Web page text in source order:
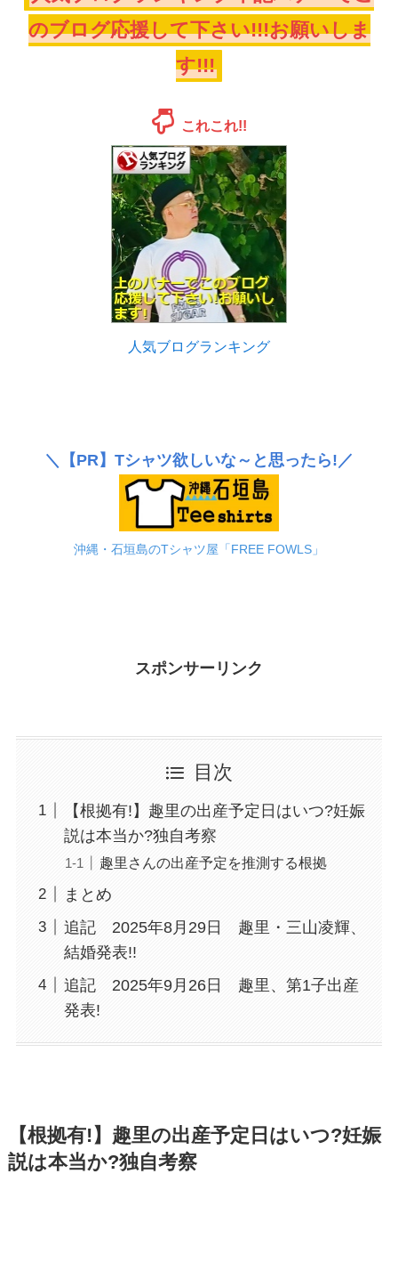
のブログ応援して下さい!!!お願いしま
す!!!
これこれ!!
人気ブログランキング
＼ 【PR】 Tシャツ欲しいな～と思ったら!／
沖縄・石垣島のTシャツ屋「FREE FOWLS」
スポンサーリンク
目次
【根拠有!】趣里の出産予定日はいつ?妊娠
説は本当か?独自考察
趣里さんの出産予定を推測する根拠
まとめ
追記 2025年8月29日 趣里・三山凌輝、
結婚発表!!
追記 2025年9月26日 趣里、第1子出産
発表!
【根拠有!】趣里の出産予定日はいつ?妊娠
説は本当か?独自考察